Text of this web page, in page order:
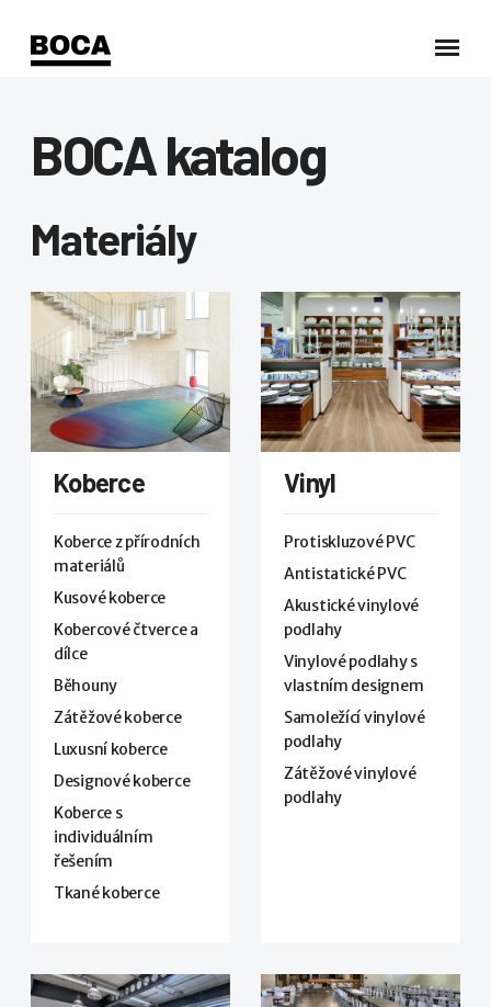
BOCA katalog
Materiály
Koberce
Koberce z přírodních
materiálů
Kusové koberce
Kobercové čtverce a
dílce
Běhouny
Zátěžové koberce
Luxusní koberce
Designové koberce
Koberce s
individuálním
řešením
Tkané koberce
Vinyl
Protiskluzové PVC
Antistatické PVC
Akustické vinylové
podlahy
Vinylové podlahy s
vlastním designem
Samoležící vinylové
podlahy
Zátěžové vinylové
podlahy